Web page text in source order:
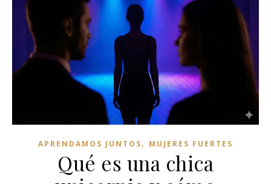
APRENDAMOS JUNTOS, MUJERES FUERTES
Qué es una chica